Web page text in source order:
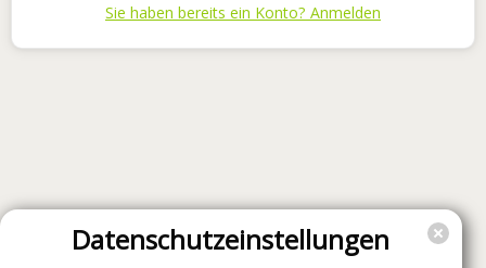
Sie haben bereits ein Konto? Anmelden
Datenschutzeinstellungen